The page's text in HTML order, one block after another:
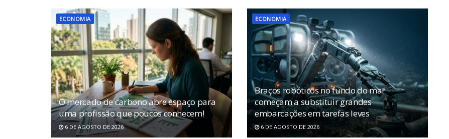
ECONOMIA
O mercado de carbono abre espaço para
uma profissão que poucos conhecem!
6 DE AGOSTO DE 2026
ECONOMIA
Braços robóticos no fundo do mar
começam a substituir grandes
embarcações em tarefas leves
6 DE AGOSTO DE 2026